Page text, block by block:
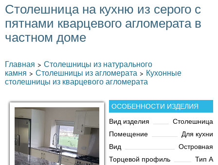
Столешница на кухню из серого с
пятнами кварцевого агломерата в
частном доме
Главная > Столешницы из натурального
камня > Столешницы из агломерата > Кухонные
столешницы из кварцевого агломерата
ОСОБЕННОСТИ ИЗДЕЛИЯ
Вид изделия
Столешница
Помещение
Для кухни
Вид
Островная
Торцевой профиль
Тип А